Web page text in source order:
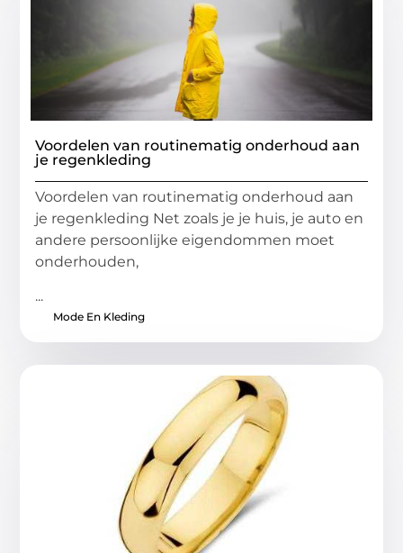
Voordelen van routinematig onderhoud aan
je regenkleding
Voordelen van routinematig onderhoud aan
je regenkleding Net zoals je je huis, je auto en
andere persoonlijke eigendommen moet
onderhouden,
...
Mode En Kleding